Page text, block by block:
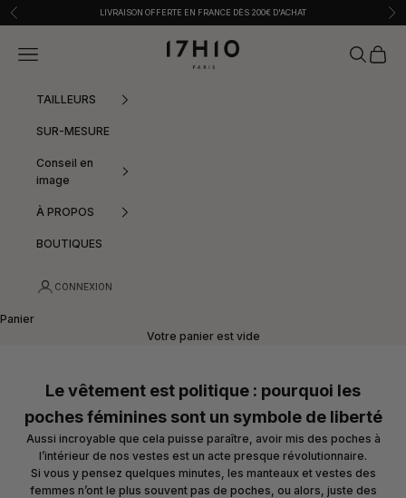
Passer au contenu
Précédent LIVRAISON OFFERTE EN FRANCE DÈS 200€ D'ACHAT
17h10
Menu Recherche
Panier
TAILLEURS
SUR-MESURE
Conseil en
image
À PROPOS
BOUTIQUES
CONNEXION
Panier
Votre panier est vide
Le vêtement est politique : pourquoi les
poches féminines sont un symbole de liberté
Aussi incroyable que cela puisse paraître, avoir mis des poches à
l’intérieur de nos vestes est un acte presque révolutionnaire.
Si vous y pensez quelques minutes, les manteaux et vestes des
femmes n’ont le plus souvent pas de poches, ou alors, juste des